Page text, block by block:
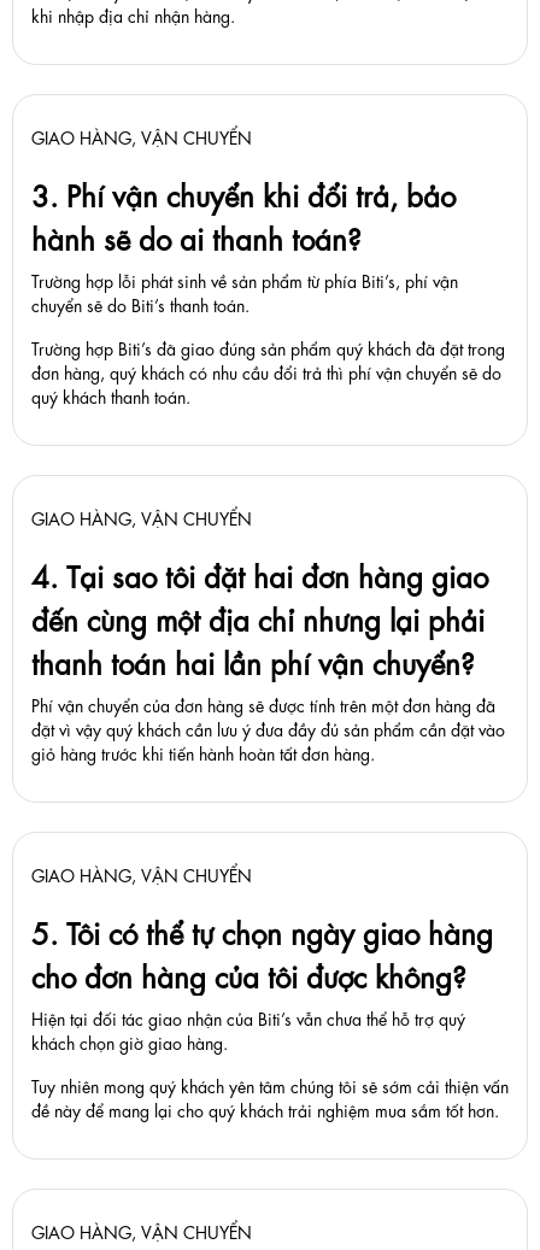
khi nhập địa chỉ nhận hàng.
GIAO HÀNG, VẬN CHUYỂN
3. Phí vận chuyển khi đổi trả, bảo
hành sẽ do ai thanh toán?
Trường hợp lỗi phát sinh về sản phẩm từ phía Biti’s, phí vận
chuyển sẽ do Biti’s thanh toán.
Trường hợp Biti’s đã giao đúng sản phẩm quý khách đã đặt trong
đơn hàng, quý khách có nhu cầu đổi trả thì phí vận chuyển sẽ do
quý khách thanh toán.
GIAO HÀNG, VẬN CHUYỂN
4. Tại sao tôi đặt hai đơn hàng giao
đến cùng một địa chỉ nhưng lại phải
thanh toán hai lần phí vận chuyển?
Phí vận chuyển của đơn hàng sẽ được tính trên một đơn hàng đã
đặt vì vậy quý khách cần lưu ý đưa đầy đủ sản phẩm cần đặt vào
giỏ hàng trước khi tiến hành hoàn tất đơn hàng.
GIAO HÀNG, VẬN CHUYỂN
5. Tôi có thể tự chọn ngày giao hàng
cho đơn hàng của tôi được không?
Hiện tại đối tác giao nhận của Biti’s vẫn chưa thể hỗ trợ quý
khách chọn giờ giao hàng.
Tuy nhiên mong quý khách yên tâm chúng tôi sẽ sớm cải thiện vấn
đề này để mang lại cho quý khách trải nghiệm mua sắm tốt hơn.
GIAO HÀNG, VẬN CHUYỂN